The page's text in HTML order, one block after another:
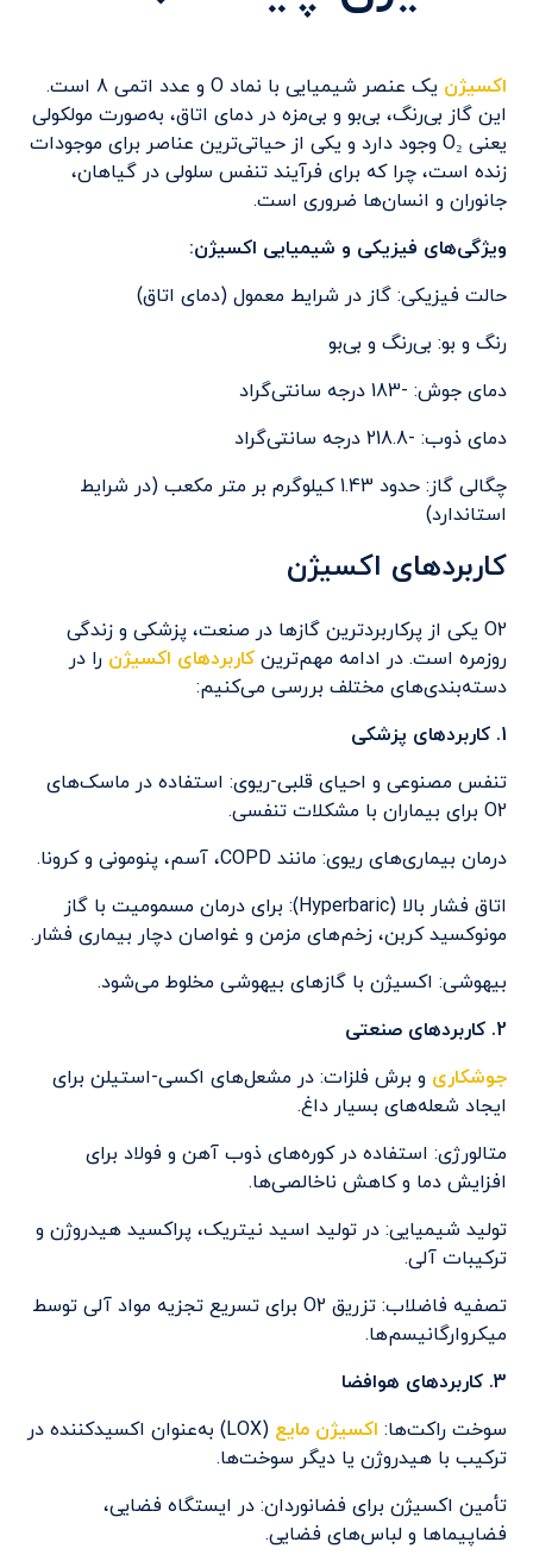
اکسیژن
یک عنصر شیمیایی با نماد O و عدد اتمی 8 است.
این گاز بی‌رنگ، بی‌بو و بی‌مزه در دمای اتاق، به‌صورت مولکولی
یعنی O₂ وجود دارد و یکی از حیاتی‌ترین عناصر برای موجودات
زنده است، چرا که برای فرآیند تنفس سلولی در گیاهان،
جانوران و انسان‌ها ضروری است.
ویژگی‌های فیزیکی و شیمیایی اکسیژن:
حالت فیزیکی: گاز در شرایط معمول (دمای اتاق)
رنگ و بو: بی‌رنگ و بی‌بو
دمای جوش: -183 درجه سانتی‌گراد
دمای ذوب: -218.8 درجه سانتی‌گراد
چگالی گاز: حدود 1.43 کیلوگرم بر متر مکعب (در شرایط
استاندارد)
کاربردهای اکسیژن
O2 یکی از پرکاربردترین گازها در صنعت، پزشکی و زندگی
روزمره است. در ادامه مهم‌ترینکاربردهای اکسیژن را در
دسته‌بندی‌های مختلف بررسی می‌کنیم:
1. کاربردهای پزشکی
تنفس مصنوعی و احیای قلبی-ریوی: استفاده در ماسک‌های
O2 برای بیماران با مشکلات تنفسی.
درمان بیماری‌های ریوی: مانند COPD، آسم، پنومونی و کرونا.
اتاق فشار بالا (Hyperbaric): برای درمان مسمومیت با گاز
مونوکسید کربن، زخم‌های مزمن و غواصان دچار بیماری فشار.
بیهوشی: اکسیژن با گازهای بیهوشی مخلوط می‌شود.
2. کاربردهای صنعتی
جوشکاری و برش فلزات: در مشعل‌های اکسی-استیلن برای
ایجاد شعله‌های بسیار داغ.
متالورژی: استفاده در کوره‌های ذوب آهن و فولاد برای
افزایش دما و کاهش ناخالصی‌ها.
تولید شیمیایی: در تولید اسید نیتریک، پراکسید هیدروژن و
ترکیبات آلی.
تصفیه فاضلاب: تزریق O2 برای تسریع تجزیه مواد آلی توسط
میکروارگانیسم‌ها.
3. کاربردهای هوافضا
سوخت راکت‌ها: اکسیژن مایع
(LOX) به‌عنوان اکسیدکننده در
ترکیب با هیدروژن یا دیگر سوخت‌ها.
تأمین اکسیژن برای فضانوردان: در ایستگاه فضایی،
فضاپیماها و لباس‌های فضایی.